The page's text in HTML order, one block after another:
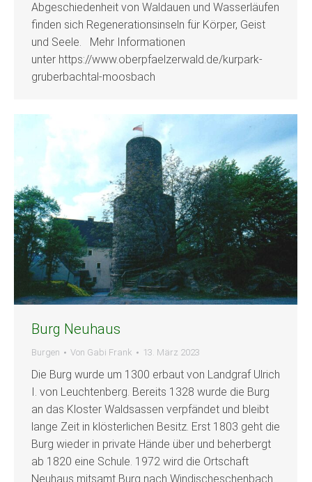
Abgeschiedenheit von Waldauen und Wasserläufen
finden sich Regenerationsinseln für Körper, Geist
und Seele. Mehr Informationen
unter https://www.oberpfaelzerwald.de/kurpark-
gruberbachtal-moosbach
Burg Neuhaus
Burgen Von Gabi Frank 13. März 2023
Die Burg wurde um 1300 erbaut von Landgraf Ulrich
I. von Leuchtenberg. Bereits 1328 wurde die Burg
an das Kloster Waldsassen verpfändet und bleibt
lange Zeit in klösterlichen Besitz. Erst 1803 geht die
Burg wieder in private Hände über und beherbergt
ab 1820 eine Schule. 1972 wird die Ortschaft
Neuhaus mitsamt Burg nach Windischeschenbach